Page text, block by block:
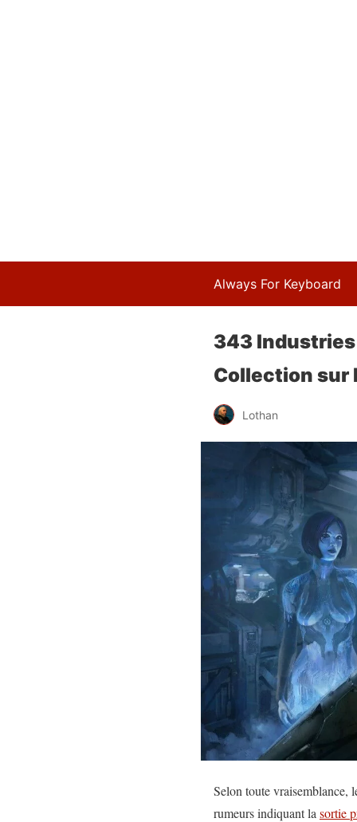
Always For Keyboard
343 Industries
Collection sur
Lothan
Selon toute vraisemblance,
rumeurs indiquant la sortie